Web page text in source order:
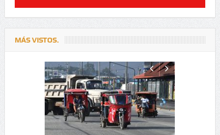
MÁS VISTOS.